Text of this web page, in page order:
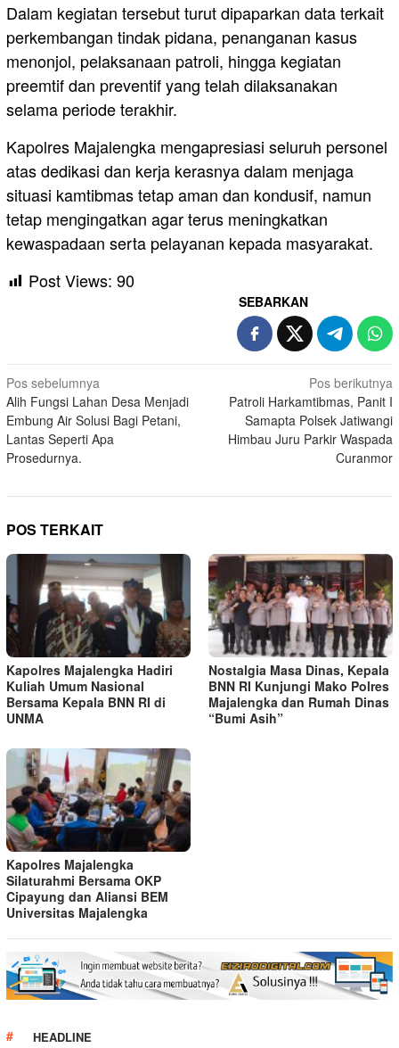
Dalam kegiatan tersebut turut dipaparkan data terkait
perkembangan tindak pidana, penanganan kasus
menonjol, pelaksanaan patroli, hingga kegiatan
preemtif dan preventif yang telah dilaksanakan
selama periode terakhir.
Kapolres Majalengka mengapresiasi seluruh personel
atas dedikasi dan kerja kerasnya dalam menjaga
situasi kamtibmas tetap aman dan kondusif, namun
tetap mengingatkan agar terus meningkatkan
kewaspadaan serta pelayanan kepada masyarakat.
Post Views: 90
SEBARKAN
Navigasi
pos
Pos sebelumnya
Alih Fungsi Lahan Desa Menjadi
Embung Air Solusi Bagi Petani,
Lantas Seperti Apa
Prosedurnya.
Pos berikutnya
Patroli Harkamtibmas, Panit I
Samapta Polsek Jatiwangi
Himbau Juru Parkir Waspada
Curanmor
POS TERKAIT
Kapolres Majalengka Hadiri
Kuliah Umum Nasional
Bersama Kepala BNN RI di
UNMA
Nostalgia Masa Dinas, Kepala
BNN RI Kunjungi Mako Polres
Majalengka dan Rumah Dinas
“Bumi Asih”
Kapolres Majalengka
Silaturahmi Bersama OKP
Cipayung dan Aliansi BEM
Universitas Majalengka
HEADLINE